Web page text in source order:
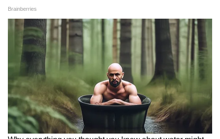
থাকবে৬৮০৫৬ আগ্রা মেদিনীপুর-আদ্রা মেমু
প্যাসেঞ্জার। ৬৮০৫৬ টাটা-আসানসোল মেমু
প্যাসেঞ্জার বাতিল থাকবে ১১ অক্টোবর।
5